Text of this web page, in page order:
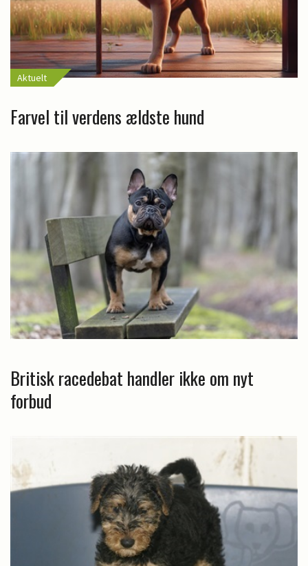
Aktuelt
Farvel til verdens ældste hund
Britisk racedebat handler ikke om nyt
forbud